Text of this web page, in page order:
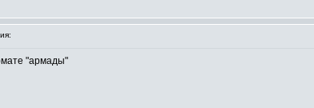
"армады"